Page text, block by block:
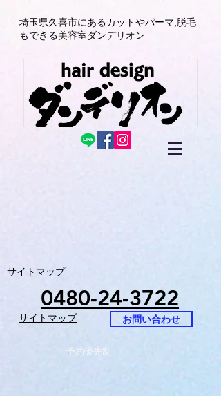
埼玉県久喜市にあるカットやパーマ, 脱毛
もできる美容室ダンデリオン
サイトマップ
0480-24-3722
サイトマップ お問い合わせ
予約優先制